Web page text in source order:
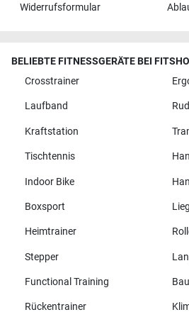
Widerrufsformular
BELIEBTE FITNESSGERÄTE BEI
Crosstrainer
Laufband
Kraftstation
Tischtennis
Indoor Bike
Boxsport
Heimtrainer
Stepper
Functional Training
Rückentrainer